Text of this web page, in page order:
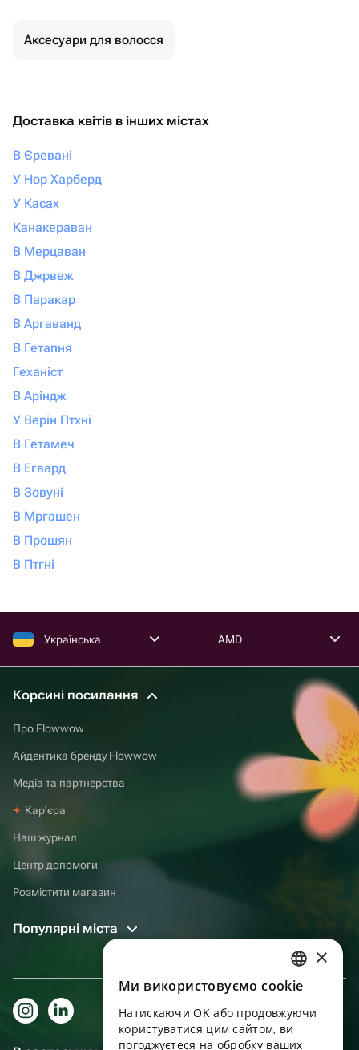
Аксесуари для волосся
Доставка квітів в інших містах
В Єревані
У Нор Харберд
У Касах
Канакераван
В Мерцаван
В Джрвеж
В Паракар
В Аргаванд
В Гетапня
Геханіст
В Аріндж
У Верін Птхні
В Гетамеч
В Егвард
В Зовуні
В Мргашен
В Прошян
В Птгні
Українська AMD
Корсині посилання
Про Flowwow
Айдентика бренду Flowwow
Медіа та партнерства
Карʼєра
Наш журнал
Центр допомоги
Розмістити магазин
Популярні міста
RUSSIAN
ENGLISH
UKRAINIAN
×
Ми використовуємо cookie
Натискаючи OK або продовжуючи
користуватися цим сайтом, ви
погоджуєтеся на обробку ваших